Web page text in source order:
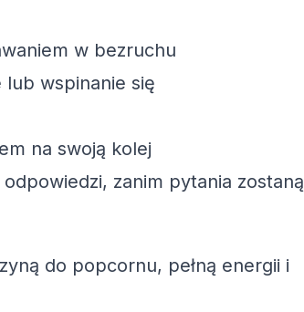
w bezruchu
lub wspinanie się
na swoją kolej
zanim pytania zostaną
do popcornu, pełną energii i